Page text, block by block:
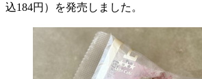
込184円）を発売しました。